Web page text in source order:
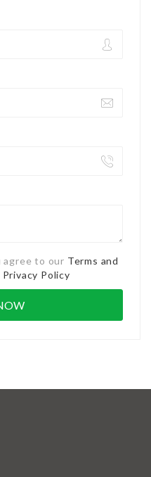
agree to our Terms and
Privacy Policy